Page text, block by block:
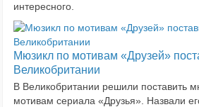
интересного.
Мюзикл по мотивам «Друзей»
Великобритании
В Великобритании решили поставить
мотивам сериала «Друзья». Назвали